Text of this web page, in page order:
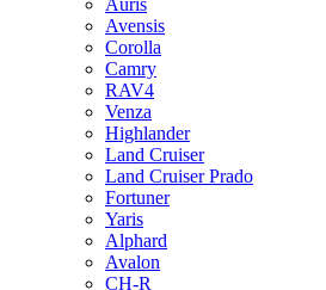
Auris
Avensis
Corolla
Camry
RAV4
Venza
Highlander
Land Cruiser
Land Cruiser Prado
Fortuner
Yaris
Alphard
Avalon
CH-R